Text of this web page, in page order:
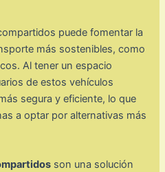
puede fomentar la
más sostenibles, como
Al tener un espacio
de estos vehículos
segura y eficiente, lo que
a optar por alternativas más
son una solución